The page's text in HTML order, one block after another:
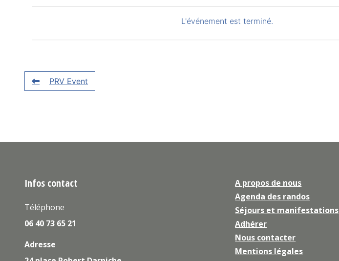
L'événement est terminé.
PRV Event
Infos contact
Téléphone
06 40 73 65 21
Adresse
A propos de nous
Agenda des randos
Séjours et manifestations
Adhérer
Nous contacter
Mentions légales